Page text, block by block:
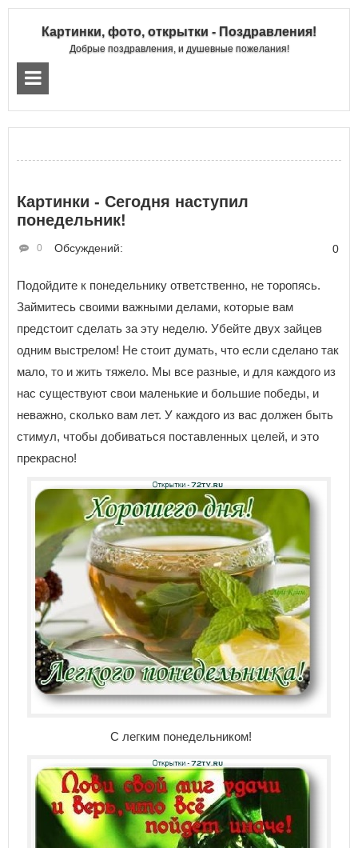
Картинки, фото, открытки - Поздравления!
Добрые поздравления, и душевные пожелания!
Картинки - Сегодня наступил
понедельник!
Обсуждений:
0 0
Подойдите к понедельнику ответственно, не торопясь.
Займитесь своими важными делами, которые вам
предстоит сделать за эту неделю. Убейте двух зайцев
одним выстрелом! Не стоит думать, что если сделано так
мало, то и жить тяжело. Мы все разные, и для каждого из
нас существуют свои маленькие и большие победы, и
неважно, сколько вам лет. У каждого из вас должен быть
стимул, чтобы добиваться поставленных целей, и это
прекрасно!
С легким понедельником!